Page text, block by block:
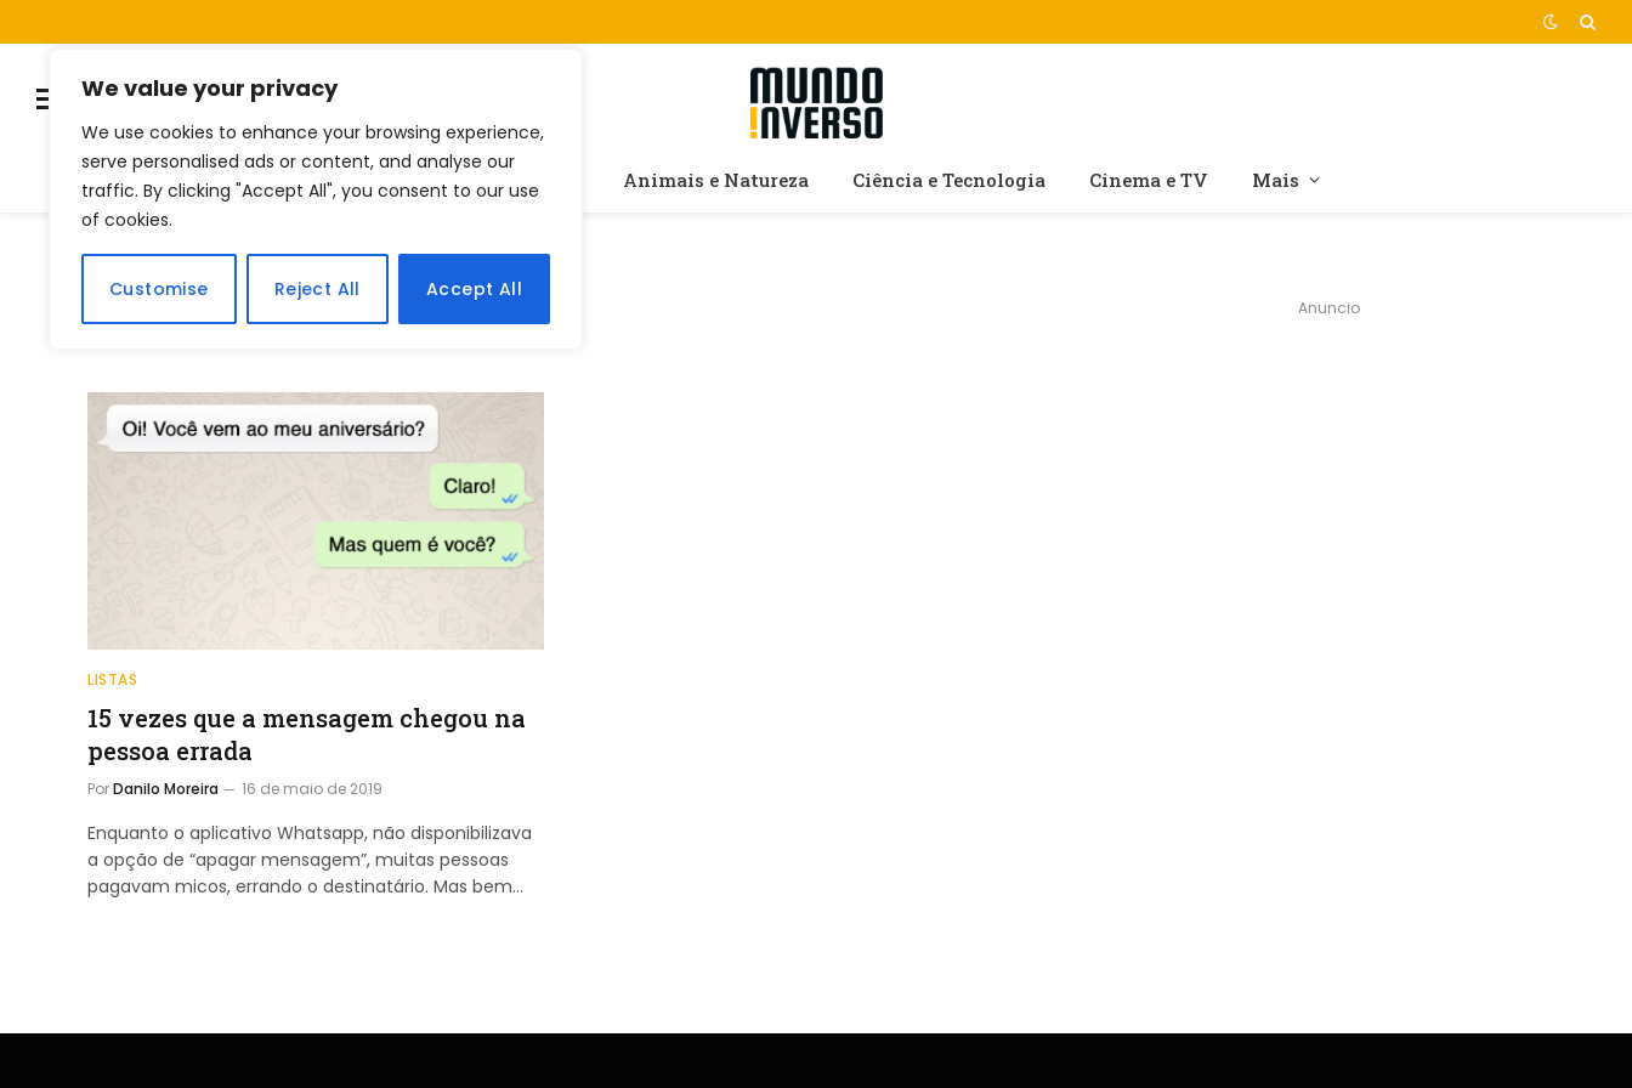
We value your privacy
We use cookies to enhance your browsing experience,
serve personalised ads or content, and analyse our
traffic. By clicking "Accept All", you consent to our use
of cookies.
Customise Reject All Accept All
Listas Quiz Animais e Natureza Ciência e Tecnologia Cinema e TV Mais
BROWSING:WHATSAPP
LISTAS
15 vezes que a mensagem chegou na
pessoa errada
PorDanilo Moreira 16 de maio de 2019
Enquanto o aplicativo Whatsapp, não disponibilizava
a opção de “apagar mensagem”, muitas pessoas
pagavam micos, errando o destinatário. Mas bem…
Anuncio